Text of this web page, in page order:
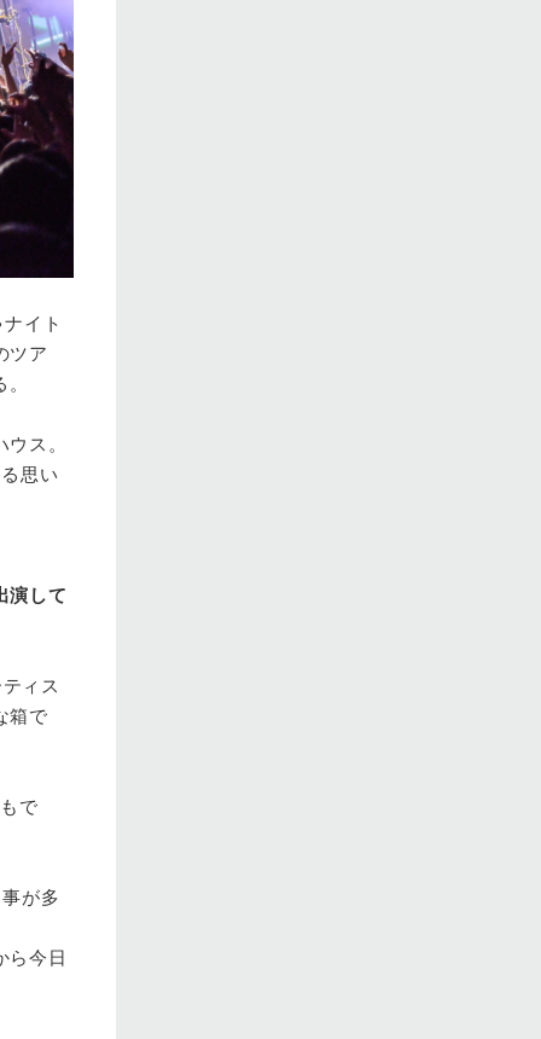
イト
ツア
ス。
思い
演して
ィス
箱で
で
が多
ら今日